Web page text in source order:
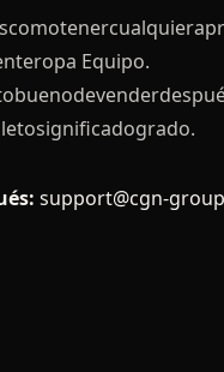
Equipo.
support@cgn-